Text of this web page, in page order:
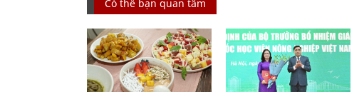
Có thể bạn quan tâm